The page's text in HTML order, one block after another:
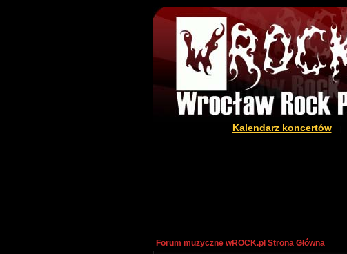
Kalendarz koncertów|
Forum muzyczne wROCK.pl Strona Główna